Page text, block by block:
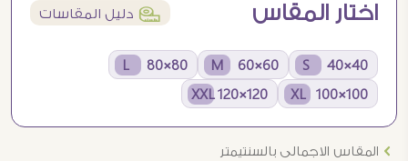
اختار المقاس í دليل المقاسات
40×40 S
60×60 M
80×80 L
100×100 XL
120×120 XXL
Ö المقاس الاجمالى بالسنتيمتر